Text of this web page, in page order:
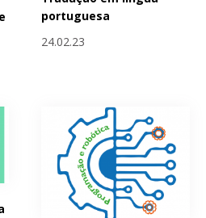
portuguesa
24.02.23